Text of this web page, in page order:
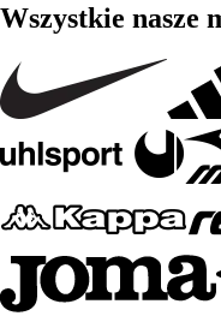
Wszystkie nasze